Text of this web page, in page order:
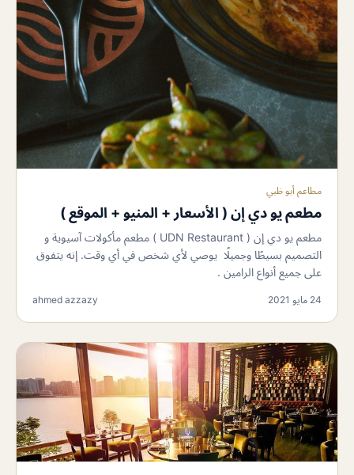
مطاعم أبو ظبي
مطعم يو دي إن ( الأسعار + المنيو + الموقع )
مطعم يو دي إن ( UDN Restaurant ) مطعم مأكولات آسيوية و
التصميم بسيطًا وجميلًا يوصي لأي شخص في أي وقت. إنه يتفوق
على جميع أنواع الرامين .
24 مايو 2021 ahmed azzazy